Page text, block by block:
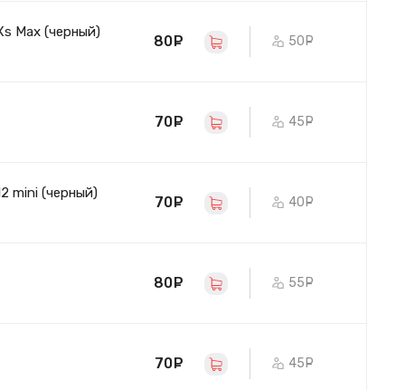
Max (черный)
80 руб. 50
70 руб. 45
mini (черный)
70 руб. 40
80 руб. 55
70 руб. 45